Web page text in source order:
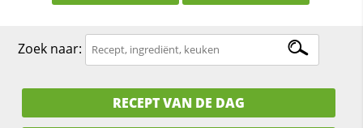
Zoek naar:
RECEPT VAN DE DAG